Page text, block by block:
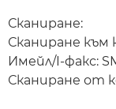
Сканиране:
Сканиране към
Имейл/I-факс:
Сканиране от